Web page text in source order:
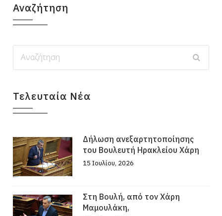
Αναζήτηση
Τελευταία Νέα
Δήλωση ανεξαρτητοποίησης
του Βουλευτή Ηρακλείου Χάρη
15 Ιουλίου, 2026
Στη Βουλή, από τον Χάρη
Μαμουλάκη,